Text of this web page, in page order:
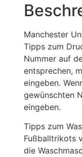
Manchester
Tipps zum
Nummer auf
entsprechen,
eingeben.
gewünschten
eingeben.
Tipps zum
Fußballtrikots
die